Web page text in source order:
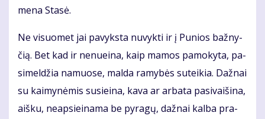
me­na Sta­sė.
Ne vi­suo­met jai pa­vyks­ta nu­vyk­ti ir į Pu­nios baž­ny­
čią. Bet kad ir ne­nu­ei­na, kaip ma­mos pa­mo­ky­ta, pa­
si­mel­džia na­muo­se, mal­da ra­my­bės su­tei­kia. Daž­nai
su kai­my­nė­mis su­si­ei­na, ka­va ar ar­ba­ta pa­si­vai­ši­na,
aiš­ku, neap­si­ei­na­ma be py­ra­gų, daž­nai kal­ba pra­